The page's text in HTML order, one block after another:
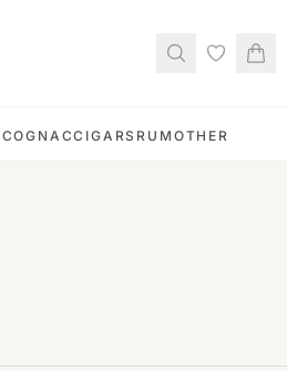
COGNACCIGARS RUM OTHER